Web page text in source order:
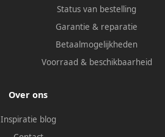
Status van bestelling
Garantie & reparatie
Betaalmogelijkheden
Voorraad & beschikbaarheid
Over ons
Inspiratie blog